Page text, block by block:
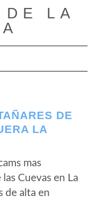
DE LA
modo de navegación
DE
LA
mas
Cuevas en La
de alta en